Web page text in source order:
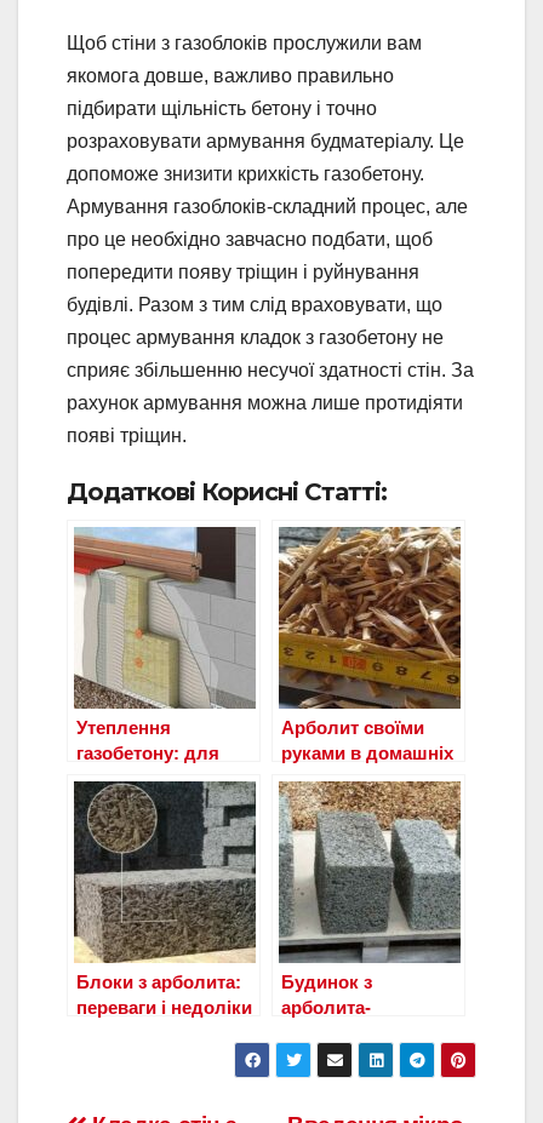
Щоб стіни з газоблоків прослужили вам
якомога довше, важливо правильно
підбирати щільність бетону і точно
розраховувати армування будматеріалу. Це
допоможе знизити крихкість газобетону.
Армування газоблоків-складний процес, але
про це необхідно завчасно подбати, щоб
попередити появу тріщин і руйнування
будівлі. Разом з тим слід враховувати, що
процес армування кладок з газобетону не
сприяє збільшенню несучої здатності стін. За
рахунок армування можна лише протидіяти
появі тріщин.
Додаткові Корисні Статті:
Утеплення
газобетону: для
чого, чим і як
краще?
Арболит своїми
руками в домашніх
умовах-пропорції
Блоки з арболита:
переваги і недоліки
Будинок з
арболита-
будинку своїми
руками